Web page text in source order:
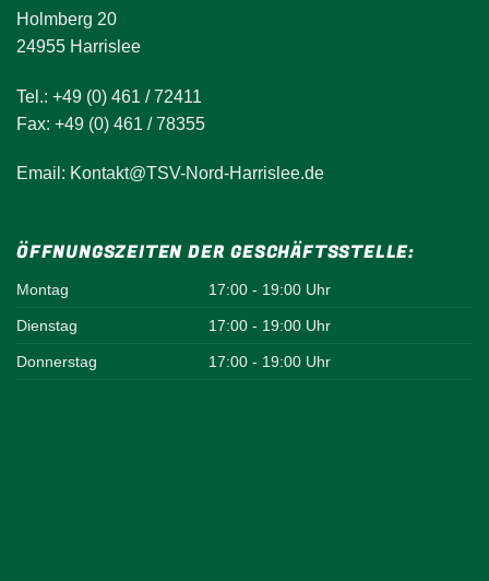
Holmberg 20
24955 Harrislee
Tel.: +49 (0) 461 / 72411
Fax: +49 (0) 461 / 78355
Email: Kontakt@TSV-Nord-Harrislee.de
ÖFFNUNGSZEITEN DER GESCHÄFTSSTELLE:
Montag 17:00 - 19:00 Uhr
Dienstag 17:00 - 19:00 Uhr
Donnerstag 17:00 - 19:00 Uhr